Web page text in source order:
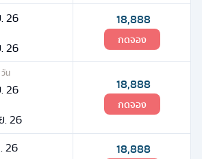
26
26
18,888
กดจอง
วัน
26
. 26
18,888
กดจอง
26
18,888